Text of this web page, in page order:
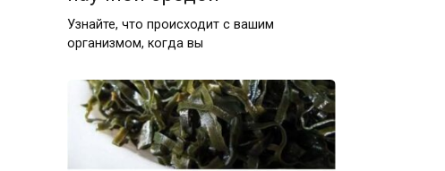
Узнайте, что происходит с вашим
организмом, когда вы